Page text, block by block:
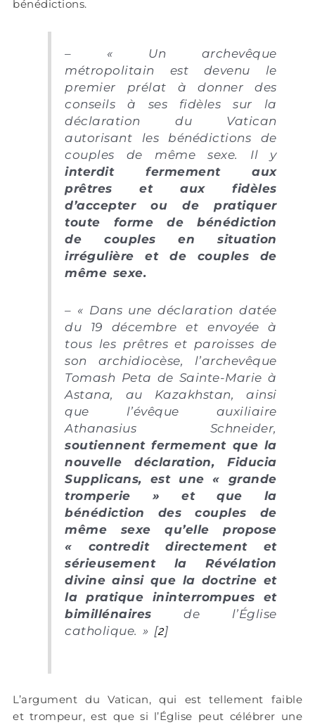
bénédictions.
– « Un archevêque
métropolitain est devenu le
premier prélat à donner des
conseils à ses fidèles sur la
déclaration du Vatican
autorisant les bénédictions de
couples de même sexe. Il y
interdit fermement aux
prêtres et aux fidèles
d’accepter ou de pratiquer
toute forme de bénédiction
de couples en situation
irrégulière et de couples de
même sexe.
– « Dans une déclaration datée
du 19 décembre et envoyée à
tous les prêtres et paroisses de
son archidiocèse, l’archevêque
Tomash Peta de Sainte-Marie à
Astana, au Kazakhstan, ainsi
que l’évêque auxiliaire
Athanasius Schneider,
soutiennent fermement que la
nouvelle déclaration, Fiducia
Supplicans, est une « grande
tromperie » et que la
bénédiction des couples de
même sexe qu’elle propose
« contredit directement et
sérieusement la Révélation
divine ainsi que la doctrine et
la pratique ininterrompues et
bimillénaires de l’Église
catholique. » [2]
L’argument du Vatican, qui est tellement faible
et trompeur, est que si l’Église peut célébrer une